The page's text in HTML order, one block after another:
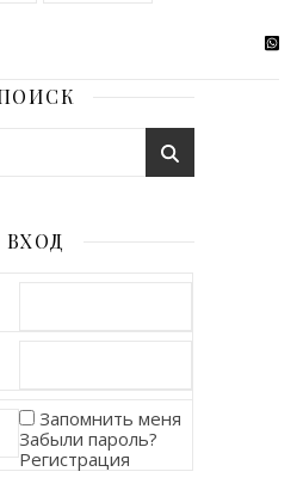
ВХОД
Запомнить меня
Забыли пароль?
Регистрация